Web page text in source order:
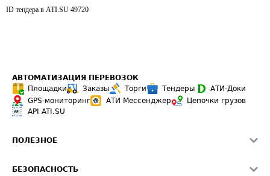
ID тендера в ATI.SU 49720
АВТОМАТИЗАЦИЯ ПЕРЕВОЗОК
Площадки
Заказы Торги Тендеры
АТИ-Доки
GPS-мониторинг
АТИ Мессенджер
Цепочки грузов
API ATI.SU
ПОЛЕЗНОЕ
БЕЗОПАСНОСТЬ